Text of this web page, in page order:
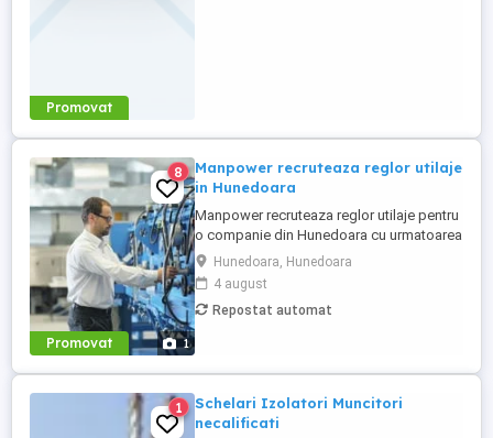
Promovat
Promovat 1
8
Manpower recruteaza reglor utilaje
in Hunedoara
Manpower recruteaza reglor utilaje pentru
o companie din Hunedoara cu urmatoarea
descriere: reglorul are rolul de a asambla
si regla componentele electrice si
electronice conform instructiunilor de
lucru si standardelor de calitate ale
Hunedoara, Hunedoara
4 august
Repostat automat
1
Schelari Izolatori Muncitori
necalificati